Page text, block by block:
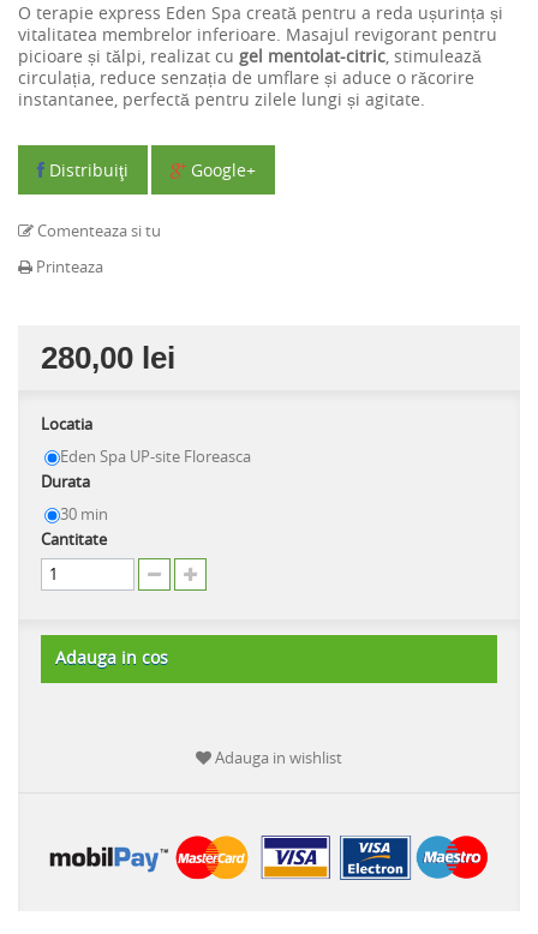
O terapie express Eden Spa creată pentru a reda ușurința și
vitalitatea membrelor inferioare. Masajul revigorant pentru
picioare și tălpi, realizat cu gel mentolat-citric, stimulează
circulația, reduce senzația de umflare și aduce o răcorire
instantanee, perfectă pentru zilele lungi și agitate.
Distribuiţi Google+
Comenteaza si tu
Printeaza
280,00 lei
Locatia
Eden Spa UP-site Floreasca
Durata
30 min
Cantitate
Adauga in cos
Adauga in wishlist